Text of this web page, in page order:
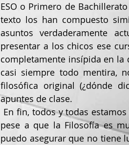
ESO o Primero de
texto los han compuesto
asuntos verdaderamente
presentar a los chicos ese
completamente insípida en la
casi siempre todo mentira,
filosófica original (¿dónde
apuntes de clase.
pese a que la Filosofía es
puedo asegurar que no tiene